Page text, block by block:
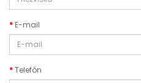
E-mail
Telefón